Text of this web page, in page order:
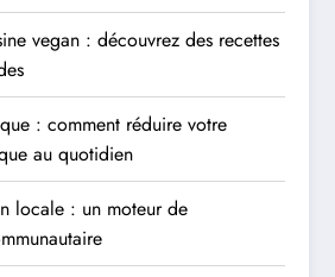
vegan : découvrez des recettes
: comment réduire votre
au quotidien
locale : un moteur de